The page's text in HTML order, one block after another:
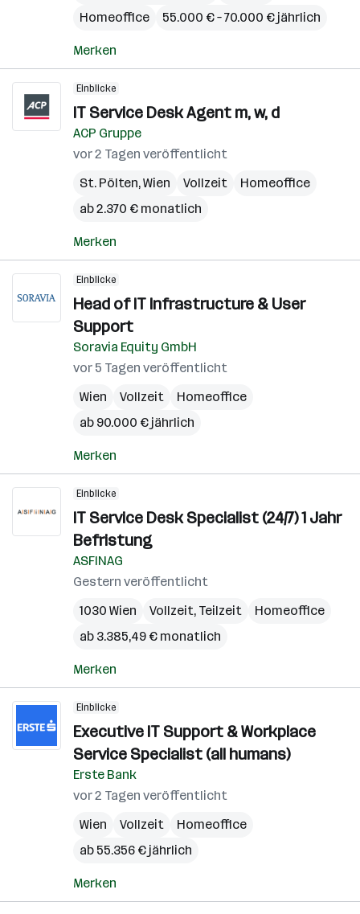
Homeoffice
55.000 € – 70.000 € jährlich
Merken
Einblicke
IT Service Desk Agent m, w, d
ACP Gruppe
vor 2 Tagen veröffentlicht
St. Pölten,Wien Vollzeit
Homeoffice
ab 2.370 € monatlich
Merken
Einblicke
Head of IT Infrastructure & User
Support
Soravia Equity GmbH
vor 5 Tagen veröffentlicht
Wien
Vollzeit
Homeoffice
ab 90.000 € jährlich
Merken
Einblicke
IT Service Desk Specialist (24/7) 1 Jahr
Befristung
ASFINAG
Gestern veröffentlicht
1030 Wien
Vollzeit, Teilzeit
Homeoffice
ab 3.385,49 € monatlich
Merken
Einblicke
Executive IT Support & Workplace
Service Specialist (all humans)
Erste Bank
vor 2 Tagen veröffentlicht
Wien
Vollzeit
Homeoffice
ab 55.356 € jährlich
Merken